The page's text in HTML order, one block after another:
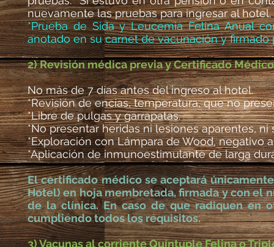
nuevamente las pruebas para ingresar al hotel.
*Prueba de Sida y Leucemia Felina Anual
anotado en su carnet de vacunación y firmado
2) Revisión médica previa y Certificado
No más de 7 días antes del ingreso al hotel.
*Revisión de encías, temperatura, que no
*Libre de pulgas y garrapatas.
*No presentar heridas ni lesiones aparentes, ni
*Exploración con Lámpara de Wood, negativo
*Aplicación de inmunoestimulante de larga
El certificado médico se aceptará
Hotel) en hoja membretada, firmada y con el
de la clínica. En caso de que radiquen en
cumpliendo todos los requisitos.
3) Vacunas al corriente Quíntuple Felina o